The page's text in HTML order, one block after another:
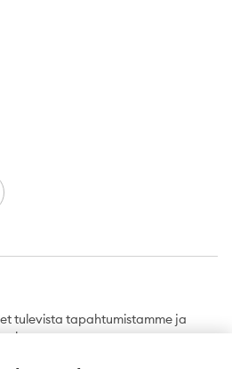
tulevista tapahtumistamme ja